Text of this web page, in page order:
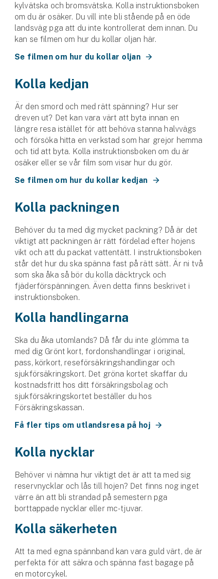
Hemförsäkring
Villaförsäkring
Bostadsrättsförsäkring
Hyresrättsförsäkring
Fritidshusförsäkring
Företag
Företagsförsäkring
Drönarförsäkring
För förmedlare
Gruppförsäkringar
Kommunolycksfall
Försäkring via förmedlare
Se alla försäkringar
kylvätska och bromsvätska. Kolla instruktionsboken
om du är osäker. Du vill inte bli stående på en öde
landsväg pga att du inte kontrollerat dem innan. Du
kan se filmen om hur du kollar oljan här.
Se filmen om hur du kollar oljan
Kolla kedjan
Är den smord och med rätt spänning? Hur ser
dreven ut? Det kan vara värt att byta innan en
längre resa istället för att behöva stanna halvvägs
och försöka hitta en verkstad som har grejor hemma
och tid att byta. Kolla instruktionsboken om du är
osäker eller se vår film som visar hur du gör.
Se filmen om hur du kollar kedjan
Kolla packningen
Behöver du ta med dig mycket packning? Då är det
viktigt att packningen är rätt fördelad efter hojens
vikt och att du packat vattentätt. I instruktionsboken
står det hur du ska spänna fast på rätt sätt. Är ni två
som ska åka så bör du kolla däcktryck och
fjäderförspänningen. Även detta finns beskrivet i
instruktionsboken.
Kolla handlingarna
Ska du åka utomlands? Då får du inte glömma ta
med dig Grönt kort, fordonshandlingar i original,
pass, körkort, reseförsäkringshandlingar och
sjukförsäkringskort. Det gröna kortet skaffar du
kostnadsfritt hos ditt försäkringsbolag och
sjukförsäkringskortet beställer du hos
Försäkringskassan.
Få fler tips om utlandsresa på hoj
Kolla nycklar
Behöver vi nämna hur viktigt det är att ta med sig
reservnycklar och lås till hojen? Det finns nog inget
värre än att bli strandad på semestern pga
borttappade nycklar eller mc-tjuvar.
Kolla säkerheten
Att ta med egna spännband kan vara guld värt, de är
perfekta för att säkra och spänna fast bagage på
en motorcykel.